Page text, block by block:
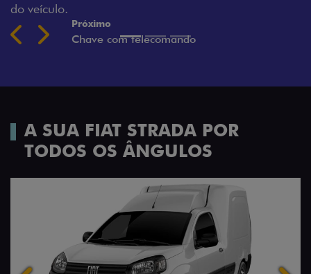
A SUA FIAT STRADA POR
TODOS OS ÂNGULOS